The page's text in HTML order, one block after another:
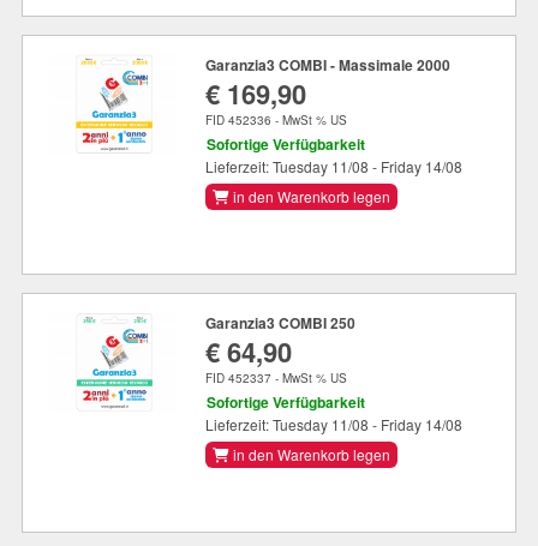
Garanzia3 COMBI - Massimale 2000
€ 169,90
FID 452336 - MwSt % US
Sofortige Verfügbarkeit
Lieferzeit: Tuesday 11/08 - Friday 14/08
in den Warenkorb legen
Garanzia3 COMBI 250
€ 64,90
FID 452337 - MwSt % US
Sofortige Verfügbarkeit
Lieferzeit: Tuesday 11/08 - Friday 14/08
in den Warenkorb legen